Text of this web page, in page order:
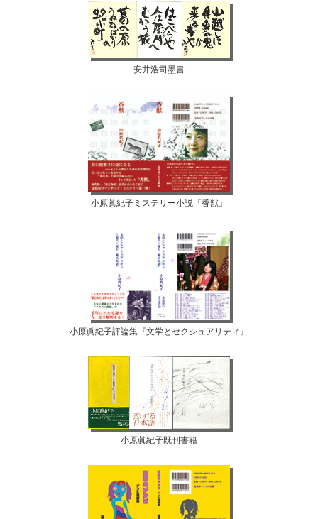
安井浩司墨書
小原眞紀子ミステリー小説『香獣』
小原眞紀子評論集『文学とセクシュアリティ』
小原眞紀子既刊書籍